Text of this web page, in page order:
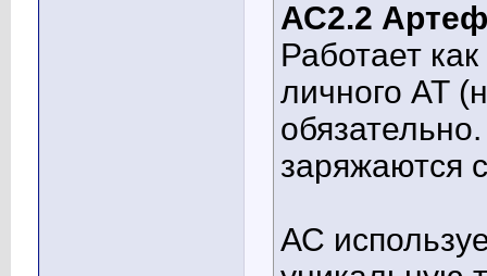
АС2.2
Работает
личного АТ
заряжаются
АС